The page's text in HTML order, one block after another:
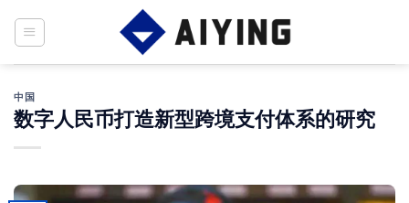
中国
数字人民币打造新型跨境支付体系的研究